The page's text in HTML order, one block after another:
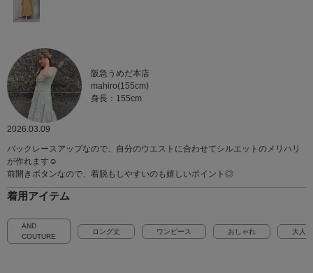
阪急うめだ本店
mahiro(155cm)
身長：155cm
2026.03.09
バックレースアップなので、自分のウエストに合わせてシルエットのメリハリ
が作れます☺︎
前開きボタンなので、着脱もしやすいのも嬉しいポイント◎
着用アイテム
AND
COUTURE
ロング丈 ワンピース おしゃれ 大人